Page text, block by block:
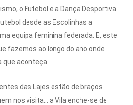
o Futebol e a Dança Desportiva.
desde as Escolinhas a
equipa feminina federada. E, este
fazemos ao longo do ano onde
que aconteça.
das Lajes estão de braços
nos visita… a Vila enche-se de